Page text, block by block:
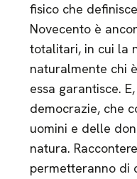
fisico che
Novecento è
totalitari, in cui la
naturalmente chi
essa garantisce.
democrazie, che
uomini e delle
natura.
permetteranno di